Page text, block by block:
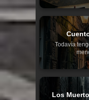
Todavía
Los